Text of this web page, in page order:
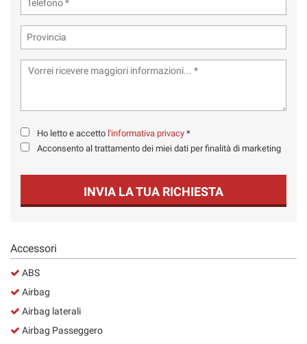
Ho letto e accetto l'informativa privacy *
Acconsento al trattamento dei miei dati per finalità di marketing
INVIA LA TUA RICHIESTA
Accessori
ABS
Airbag
Airbag laterali
Airbag Passeggero